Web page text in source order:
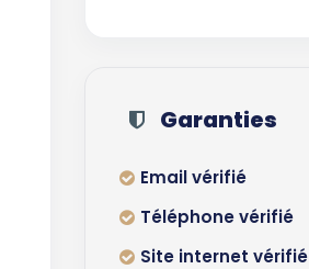
Garanties
Email vérifié
Téléphone vérifié
Site internet vérifié